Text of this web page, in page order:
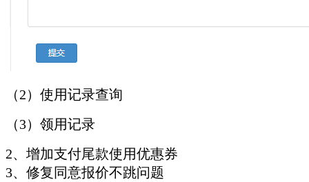
（2）使用记录查询
（3）领用记录
2、增加支付尾款使用优惠券
3、修复同意报价不跳问题